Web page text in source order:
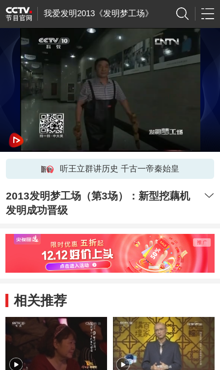
我爱发明2013《发明梦工场》
听王立群讲历史 千古一帝秦始皇
2013发明梦工场（第3场）：新型挖藕机
发明成功晋级
相关推荐